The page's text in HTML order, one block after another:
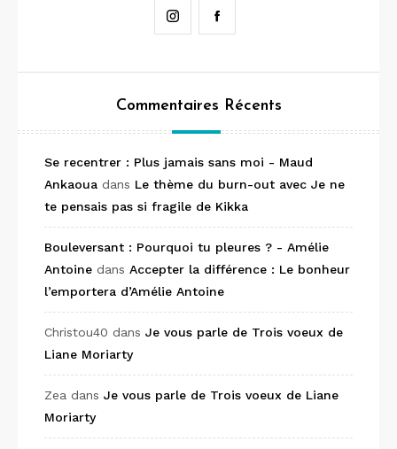
Instagram
Commentaires Récents
Se recentrer : Plus jamais sans moi - Maud
Ankaoua dans Le thème du burn-out avec Je ne
te pensais pas si fragile de Kikka
Bouleversant : Pourquoi tu pleures ? - Amélie
Antoine dans Accepter la différence : Le bonheur
l’emportera d’Amélie Antoine
Christou40 dans Je vous parle de Trois voeux de
Liane Moriarty
Zea dans Je vous parle de Trois voeux de Liane
Moriarty